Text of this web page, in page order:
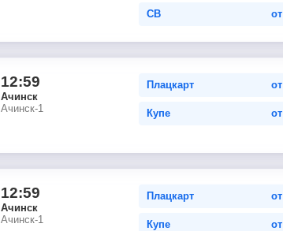
СВ от
12:59
Ачинск
Ачинск-1
Плацкарт от
Купе от
12:59
Ачинск
Ачинск-1
Плацкарт от
Купе от